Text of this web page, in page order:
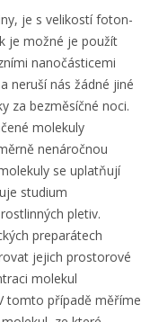
je s velikostí foton-
je možné je použít
nanočásticemi
neruší nás žádné jiné
za bezměsíčné noci.
molekuly
nenáročnou
se uplatňují
studium
pletiv.
preparátech
jejich prostorové
molekul
tomto případě měříme